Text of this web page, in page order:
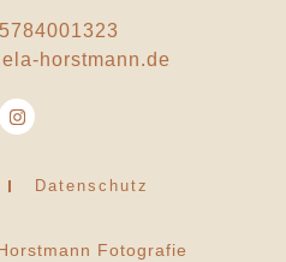
horstmann.de
Datenschutz
Fotografie